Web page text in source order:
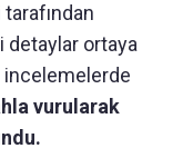
detaylar ortaya
incelemelerde
vurularak